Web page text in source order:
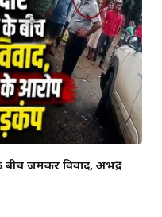
बीच जमकर विवाद, अभद्र